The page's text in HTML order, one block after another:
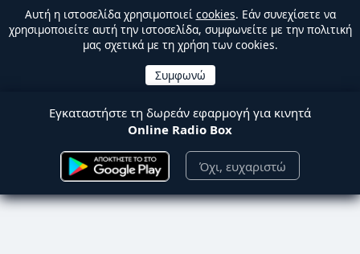
Αυτή η ιστοσελίδα χρησιμοποιεί cookies. Εάν συνεχίσετε να
χρησιμοποιείτε αυτή την ιστοσελίδα, συμφωνείτε με την πολιτική
μας σχετικά με τη χρήση των cookies.
Εγκαταστήστε τη δωρεάν εφαρμογή για κινητά
Online Radio Box
Όχι, ευχαριστώ